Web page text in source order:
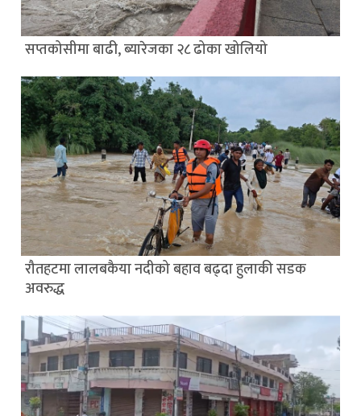
सप्तकोसीमा बाढी, ब्यारेजका २८ ढोका खोलियो
रौतहटमा लालबकैया नदीको बहाव बढ्दा हुलाकी सडक
अवरुद्ध